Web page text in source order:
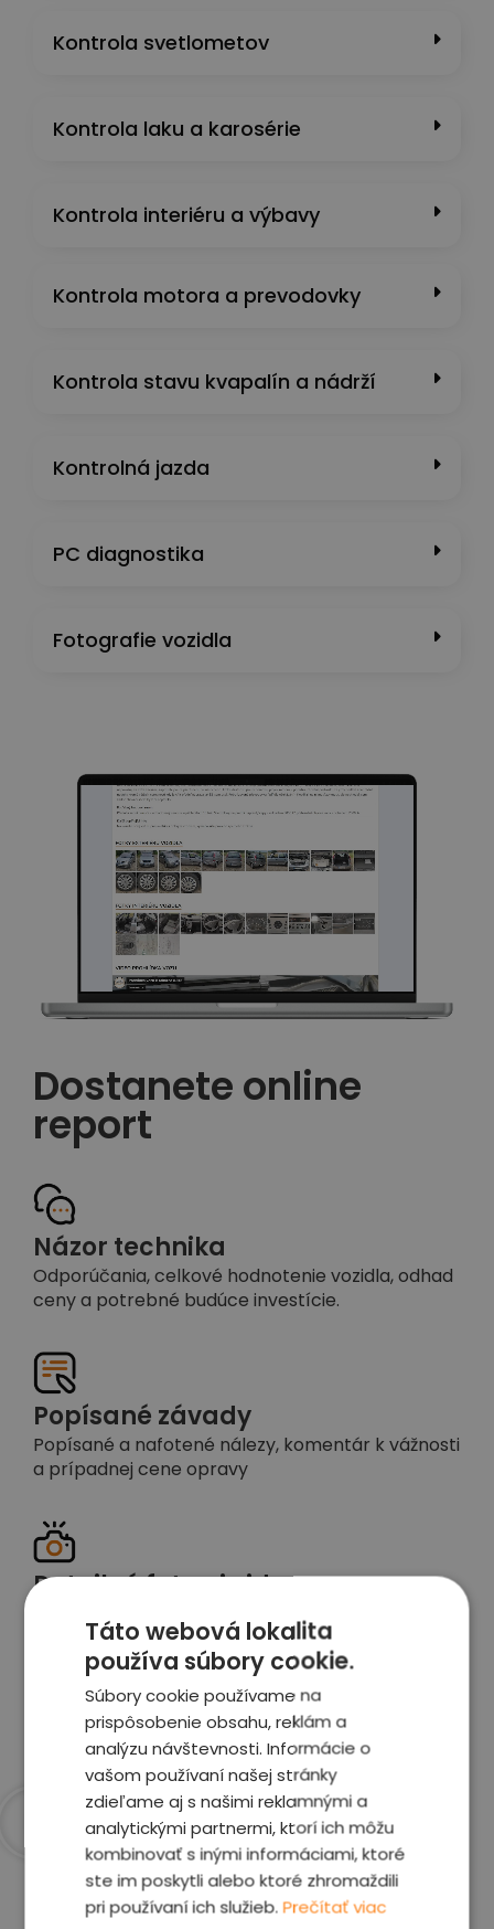
Kontrola svetlometov
Kontrola laku a karosérie
Kontrola interiéru a výbavy
Kontrola motora a prevodovky
Kontrola stavu kvapalín a nádrží
Kontrolná jazda
PC diagnostika
Fotografie vozidla
Dostanete online
report
Názor technika
Odporúčania, celkové hodnotenie vozidla, odhad
ceny a potrebné budúce investície.
Popísané závady
Popísané a nafotené nálezy, komentár k vážnosti
a prípadnej cene opravy
Detailné foto aj video
Celé auto z exteriéru aj interiéru nafotíme
vrátane závad a poškodení
Zobraziť report
Prečo sme najlepšia
voľba
Táto webová lokalita
používa súbory cookie.
Súbory cookie používame na
prispôsobenie obsahu, reklám a
analýzu návštevnosti. Informácie o
vašom používaní našej stránky
zdieľame aj s našimi reklamnými a
analytickými partnermi, ktorí ich môžu
kombinovať s inými informáciami, ktoré
ste im poskytli alebo ktoré zhromaždili
pri používaní ich služieb.Prečítať viac